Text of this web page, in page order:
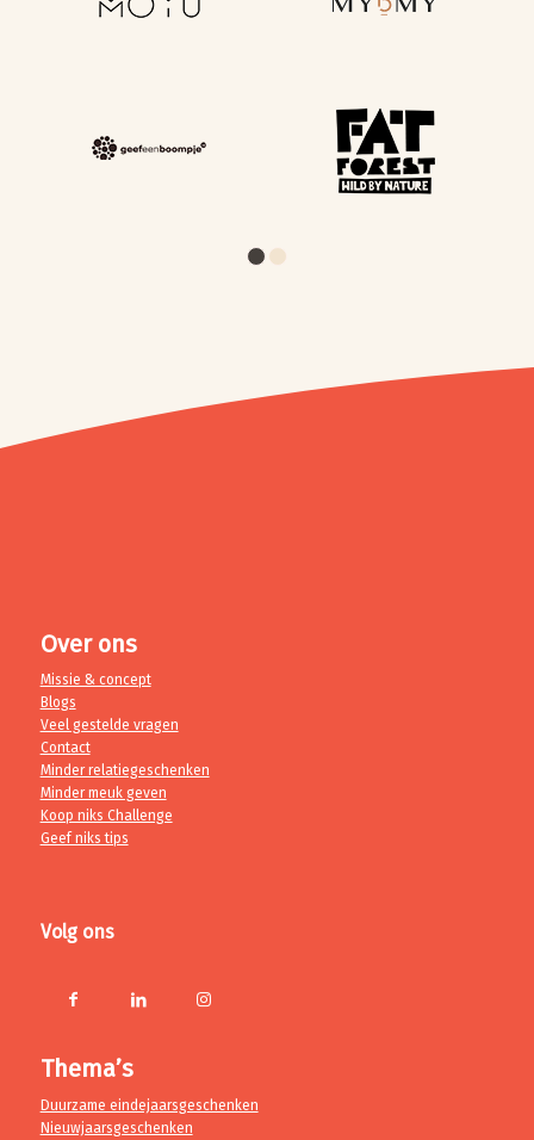
Over ons
Missie & concept
Blogs
Veel gestelde vragen
Contact
Minder relatiegeschenken
Minder meuk geven
Koop niks Challenge
Geef niks tips
Volg ons
Thema’s
Duurzame eindejaarsgeschenken
Nieuwjaarsgeschenken